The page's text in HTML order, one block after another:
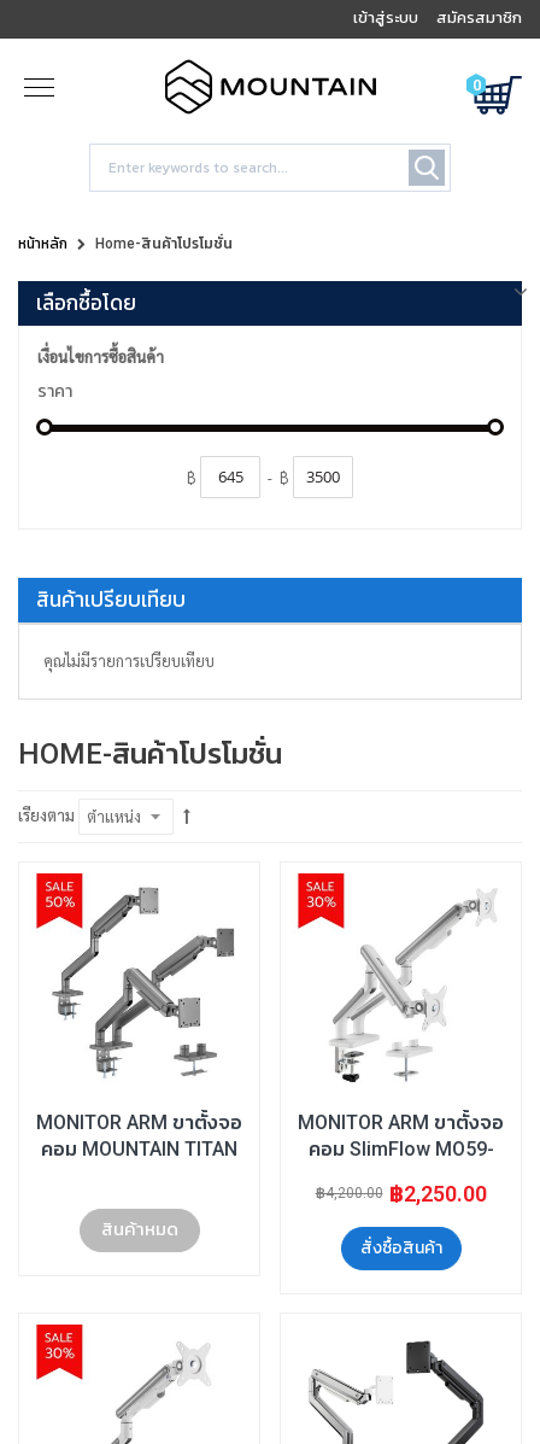
เข้าสู่ระบบ สมัครสมาชิก
0
หน้าหลัก Home-สินค้าโปรโมชั่น
HOME-สินค้าโปรโมชั่น
เรียงตาม
MONITOR ARM ขาตั้งจอ
คอม MOUNTAIN TITAN
สินค้าหมด
MONITOR ARM ขาตั้งจอ
คอม SlimFlow MO59-
฿2,250.00
฿4,200.00
สั่งซื้อสินค้า
เลือกซื้อโดย
เงื่อนไขการซื้อสินค้า
ราคา
฿ - ฿
สินค้าเปรียบเทียบ
คุณไม่มีรายการเปรียบเทียบ